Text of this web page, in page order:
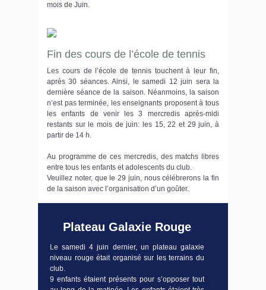
mois de Juin.
Fin des cours de l’école de tennis
Les cours de l’école de tennis touchent à leur fin,
après 30 séances. Ainsi, le samedi 12 juin sera la
dernière séance de la saison. Néanmoins, la saison
n’est pas terminée, les enseignants proposent à tous
les enfants de venir les 3 mercredis après-midi
restants sur le mois de juin: les 15, 22 et 29 juin, à
partir de 14 h.
Au programme de ces mercredis, des matchs libres
entre tous les enfants et adolescents du club.
Veuillez noter, que le 29 juin, nous célébrerons la fin
de la saison avec l’organisation d’un goûter.
Plateau Galaxie Rouge
Le samedi 4 juin dernier, un plateau galaxie
niveau rouge était organisé sur les terrains du
club.
9 enfants étaient présents pour s’opposer tout